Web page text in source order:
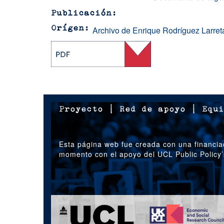
Publicación
Orígen Archivo de Enrique Rodríguez
Proyecto | Red de apoyo |
Esta página web fue creada con una
momento con el apoyo del UCL Public